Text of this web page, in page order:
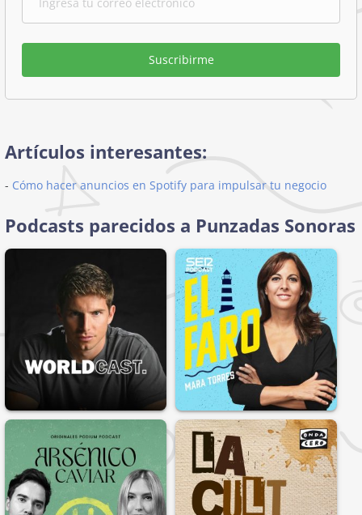
Suscribirme
Artículos interesantes:
- Cómo hacer anuncios en Spotify para impulsar tu negocio
Podcasts parecidos a Punzadas Sonoras